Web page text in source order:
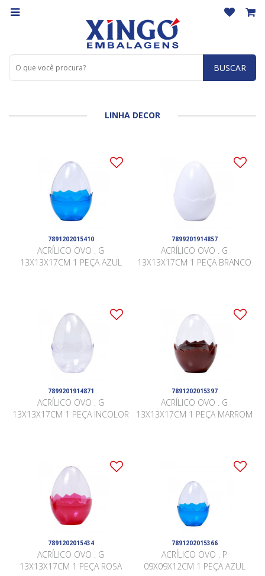
BUSCAR
LINHA DECOR
7891202015410
ACRÍLICO OVO . G
13X13X17CM 1 PEÇA AZUL
7899201914857
ACRÍLICO OVO . G
13X13X17CM 1 PEÇA BRANCO
7899201914871
ACRÍLICO OVO . G
13X13X17CM 1 PEÇA INCOLOR
7891202015397
ACRÍLICO OVO . G
13X13X17CM 1 PEÇA MARROM
7891202015434
ACRÍLICO OVO . G
13X13X17CM 1 PEÇA ROSA
7891202015366
ACRÍLICO OVO . P
09X09X12CM 1 PEÇA AZUL